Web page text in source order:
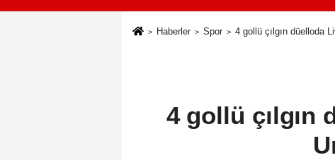
Haberler Spor 4 gollü çılgın düelloda
4 gollü çılgın